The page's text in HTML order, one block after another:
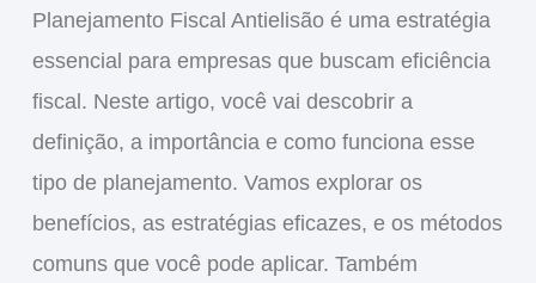
Planejamento Fiscal Antielisãoé uma estratégia
essencial para empresas que buscam eficiência
fiscal. Neste artigo, você vai descobrir a
definição, a importância e como funciona esse
tipo de planejamento. Vamos explorar os
benefícios, as estratégias eficazes, e os métodos
comunsque você pode aplicar. Também